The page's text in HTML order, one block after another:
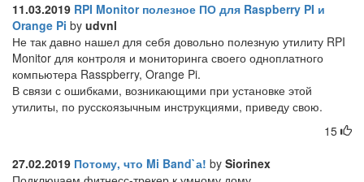
11.03.2019 RPI Monitor полезное ПО для Raspberry PI и
Orange Pi by udvnl
Не так давно нашел для себя довольно полезную утилиту RPI
Monitor для контроля и мониторинга своего одноплатного
компьютера Rasspberry, Orange Pi.
В связи с ошибками, возникающими при установке этой
утилиты, по русскоязычным инструкциями, приведу свою.
15
27.02.2019 Потому, что Mi Band`а! by Siorinex